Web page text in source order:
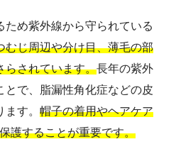
ため紫外線から守られている
むじ周辺や分け目、薄毛の部
らされています。長年の紫外
とで、脂漏性角化症などの皮
す。 帽子の着用やヘアケア
護することが重要です。